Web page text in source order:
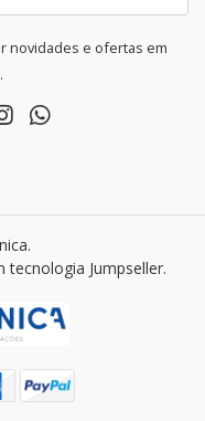
novidades e ofertas em
tecnologia Jumpseller.